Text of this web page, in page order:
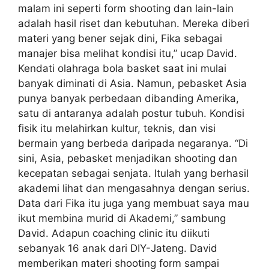
malam ini seperti form shooting dan lain-lain
adalah hasil riset dan kebutuhan. Mereka diberi
materi yang bener sejak dini, Fika sebagai
manajer bisa melihat kondisi itu,” ucap David.
Kendati olahraga bola basket saat ini mulai
banyak diminati di Asia. Namun, pebasket Asia
punya banyak perbedaan dibanding Amerika,
satu di antaranya adalah postur tubuh. Kondisi
fisik itu melahirkan kultur, teknis, dan visi
bermain yang berbeda daripada negaranya. “Di
sini, Asia, pebasket menjadikan shooting dan
kecepatan sebagai senjata. Itulah yang berhasil
akademi lihat dan mengasahnya dengan serius.
Data dari Fika itu juga yang membuat saya mau
ikut membina murid di Akademi,” sambung
David. Adapun coaching clinic itu diikuti
sebanyak 16 anak dari DIY-Jateng. David
memberikan materi shooting form sampai